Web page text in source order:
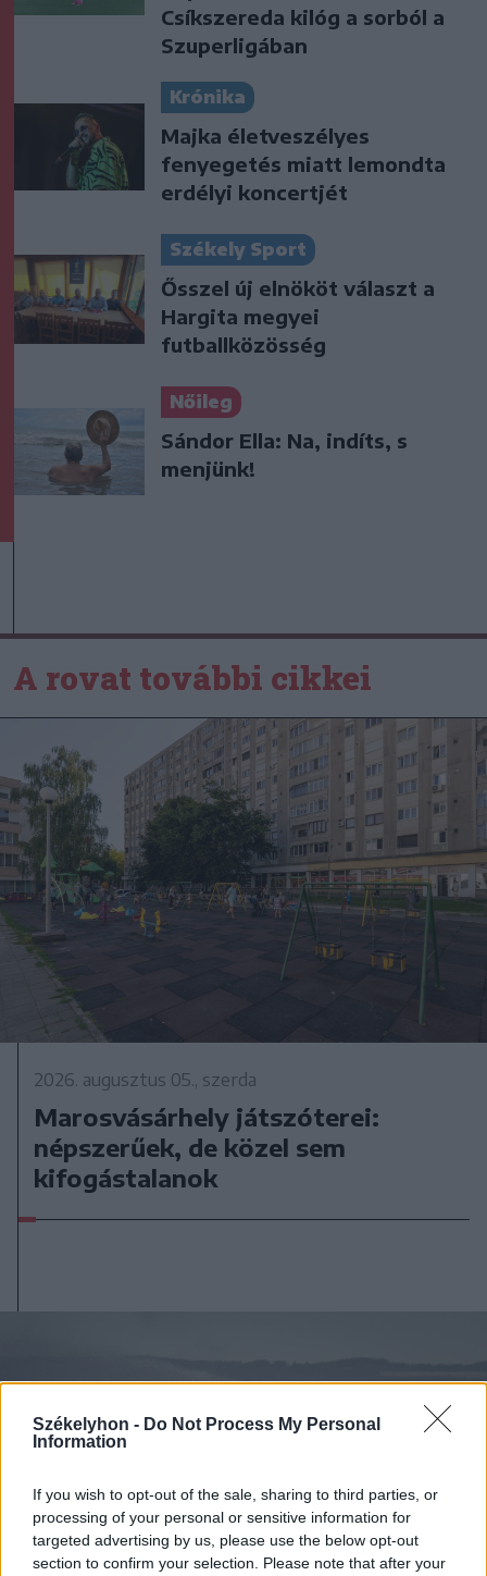
Székelyhon - Do Not Process My Personal
Information
If you wish to opt-out of the sale, sharing to third parties, or
processing of your personal or sensitive information for
targeted advertising by us, please use the below opt-out
section to confirm your selection. Please note that after your
Csíkszereda kilóg a sorból a
Szuperligában
Krónika
Majka életveszélyes
fenyegetés miatt lemondta
erdélyi koncertjét
Székely Sport
Ősszel új elnököt választ a
Hargita megyei
futballközösség
Nőileg
Sándor Ella: Na, indíts, s
menjünk!
A rovat további cikkei
2026. augusztus 05., szerda
Marosvásárhely játszóterei:
népszerűek, de közel sem
kifogástalanok